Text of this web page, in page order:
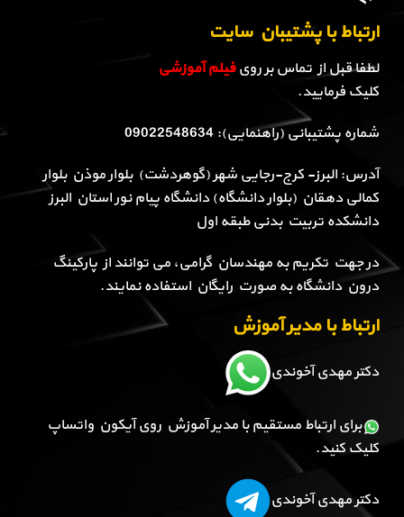
ارتباط با پشتیبان سایت
لطفا قبل از تماس بر رویفیلم آموزشی
کلیک فرمایید.
شماره پشتیبانی (راهنمایی): 09022548634
آدرس: البرز- کرج-رجایی شهر (گوهردشت) بلوار موذن بلوار
کمالی دهقان (بلوار دانشگاه) دانشگاه پیام نور استان البرز
دانشکده تربیت بدنی طبقه اول
در جهت تکریم به مهندسان گرامی، می توانند از پارکینگ
درون دانشگاه به صورت رایگان استفاده نمایند.
ارتباط با مدیر آموزش
دکتر مهدی آخوندی
برای ارتباط مستقیم با مدیر آموزش روی آیکون واتساپ
کلیک کنید.
دکتر مهدی آخوندی